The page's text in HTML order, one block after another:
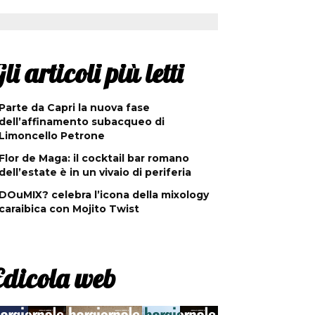
articoli più letti
da Capri la nuova fase
subacqueo di
Petrone
de Maga: il cocktail bar romano
è in un vivaio di periferia
celebra l’icona della mixology
con Mojito Twist
web